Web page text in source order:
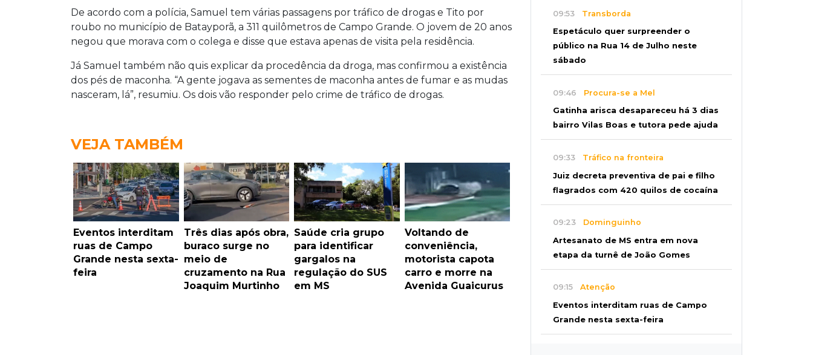
De acordo com a polícia, Samuel tem várias passagens por tráfico de drogas e Tito por
roubo no município de Batayporã, a 311 quilômetros de Campo Grande. O jovem de 20 anos
negou que morava com o colega e disse que estava apenas de visita pela residência.
Já Samuel também não quis explicar da procedência da droga, mas confirmou a existência
dos pés de maconha. “A gente jogava as sementes de maconha antes de fumar e as mudas
nasceram, lá”, resumiu. Os dois vão responder pelo crime de tráfico de drogas.
VEJA TAMBÉM
Eventos interditam
ruas de Campo
Grande nesta sexta-
feira
Três dias após obra,
buraco surge no
meio de
cruzamento na Rua
Joaquim Murtinho
Saúde cria grupo
para identificar
gargalos na
regulação do SUS
em MS
Voltando de
conveniência,
motorista capota
carro e morre na
Avenida Guaicurus
09:53 Transborda
Espetáculo quer surpreender o
público na Rua 14 de Julho neste
sábado
09:46 Procura-se a Mel
Gatinha arisca desapareceu há 3 dias
bairro Vilas Boas e tutora pede ajuda
09:33 Tráfico na fronteira
Juiz decreta preventiva de pai e filho
flagrados com 420 quilos de cocaína
09:23 Dominguinho
Artesanato de MS entra em nova
etapa da turnê de João Gomes
09:15 Atenção
Eventos interditam ruas de Campo
Grande nesta sexta-feira